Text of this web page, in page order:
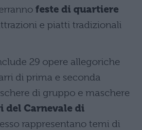
feste di quartiere
e piatti tradizionali
29 opere allegoriche
di prima e seconda
di gruppo e maschere
del Carnevale di
rappresentano temi di